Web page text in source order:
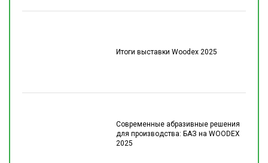
Итоги выставки Woodex 2025
Современные абразивные решения
для производства: БАЗ на WOODEX
2025